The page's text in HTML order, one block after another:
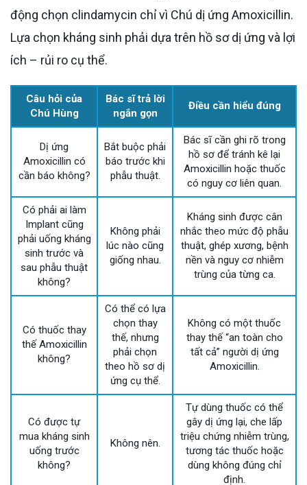
động chọn clindamycin chỉ vì Chú dị ứng Amoxicillin.
Lựa chọn kháng sinh phải dựa trên hồ sơ dị ứng và lợi
ích – rủi ro cụ thể.
Câu hỏi của
Chú Hùng
Bác sĩ trả lời
ngắn gọn
Điều cần hiểu đúng
Dị ứng
Amoxicillin có
cần báo không?
Bắt buộc phải
báo trước khi
phẫu thuật.
Bác sĩ cần ghi rõ trong
hồ sơ để tránh kê lại
Amoxicillin hoặc thuốc
có nguy cơ liên quan.
Có phải ai làm
Implant cũng
phải uống kháng
sinh trước và
sau phẫu thuật
không?
Không phải
lúc nào cũng
giống nhau.
Kháng sinh được cân
nhắc theo mức độ phẫu
thuật, ghép xương, bệnh
nền và nguy cơ nhiễm
trùng của từng ca.
Có thuốc thay
thế Amoxicillin
không?
Có thể có lựa
chọn thay
thế, nhưng
phải chọn
theo hồ sơ dị
ứng cụ thể.
Không có một thuốc
thay thế “an toàn cho
tất cả” người dị ứng
Amoxicillin.
Có được tự
mua kháng sinh
uống trước
không?
Không nên.
Tự dùng thuốc có thể
gây dị ứng lại, che lấp
triệu chứng nhiễm trùng,
tương tác thuốc hoặc
dùng không đúng chỉ
định.